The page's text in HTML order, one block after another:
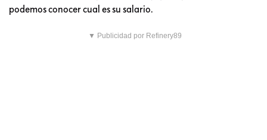
podemos conocer cual es su salario.
▼ Publicidad por Refinery89